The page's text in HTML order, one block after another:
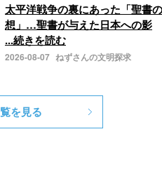
太平洋戦争の裏にあった「聖書
想」…聖書が与えた日本への影
...続きを読む
2026-08-07 ねずさんの文明探求
を見る